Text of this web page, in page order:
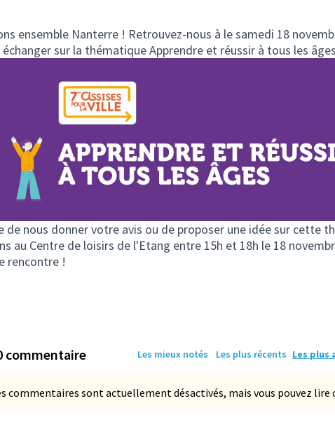
ensemble Nanterre ! Retrouvez-nous à le samedi 18
échanger sur la thématique Apprendre et réussir à tous les
de nous donner votre avis ou de proposer une idée sur cette
au Centre de loisirs de l'Etang entre 15h et 18h le 18
rencontre !
commentaire Les mieux notés Les plus récents Les plus
commentaires sont actuellement désactivés, mais vous pouvez lire